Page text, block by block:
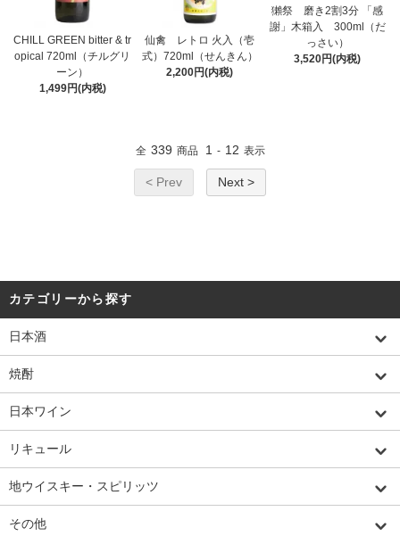
CHILL GREEN bitter & tr
opical 720ml（チルグリ
ーン）
1,499円(内税)
仙禽 レトロ 火入（壱
式）720ml（せんきん）
2,200円(内税)
獺祭 磨き2割3分 「感
謝」木箱入 300ml（だ
っさい）
3,520円(内税)
全 339 商品 1 - 12 表示
< Prev Next >
カテゴリーから探す
日本酒
焼酎
日本ワイン
リキュール
地ウイスキー・スピリッツ
その他